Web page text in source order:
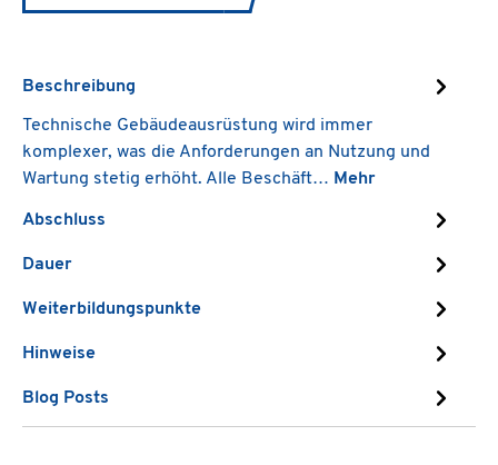
Beschreibung
Technische Gebäudeausrüstung wird immer
komplexer, was die Anforderungen an Nutzung und
Wartung stetig erhöht. Alle Beschäft… Mehr
Abschluss
Dauer
Weiterbildungspunkte
Hinweise
Blog Posts